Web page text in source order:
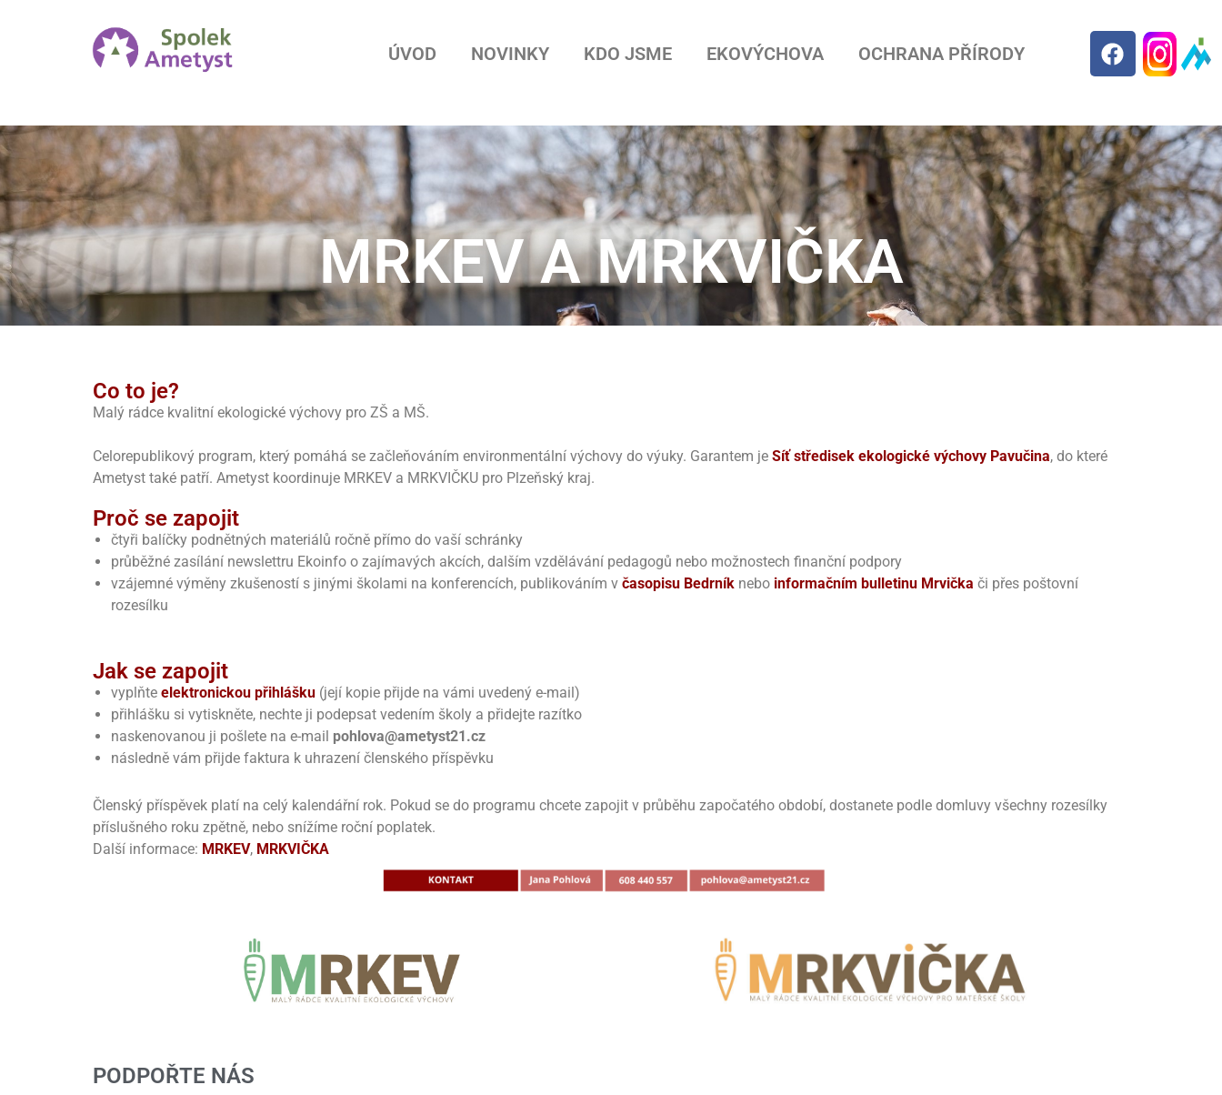
ÚVOD NOVINKY KDO JSME EKOVÝCHOVA OCHRANA PŘÍRODY
MRKEV A MRKVIČKA
Co to je?
Malý rádce kvalitní ekologické výchovy pro ZŠ a MŠ.
Celorepublikový program, který pomáhá se začleňováním environmentální výchovy do výuky. Garantem je Síť středisek ekologické výchovy Pavučina, do které
Ametyst také patří. Ametyst koordinuje MRKEV a MRKVIČKU pro Plzeňský kraj.
Proč se zapojit
čtyři balíčky podnětných materiálů ročně přímo do vaší schránky
průběžné zasílání newslettru Ekoinfo o zajímavých akcích, dalším vzdělávání pedagogů nebo možnostech finanční podpory
vzájemné výměny zkušeností s jinými školami na konferencích, publikováním v časopisu Bedrník nebo informačním bulletinu Mrvička či přes poštovní
rozesílku
Jak se zapojit
vyplňte elektronickou přihlášku (její kopie přijde na vámi uvedený e-mail)
přihlášku si vytiskněte, nechte ji podepsat vedením školy a přidejte razítko
naskenovanou ji pošlete na e-mail pohlova@ametyst21.cz
následně vám přijde faktura k uhrazení členského příspěvku
Členský příspěvek platí na celý kalendářní rok. Pokud se do programu chcete zapojit v průběhu započatého období, dostanete podle domluvy všechny rozesílky
příslušného roku zpětně, nebo snížíme roční poplatek.
Další informace: MRKEV, MRKVIČKA
PODPOŘTE NÁS